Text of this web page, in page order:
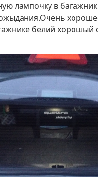
лампочку в
белий хорошый